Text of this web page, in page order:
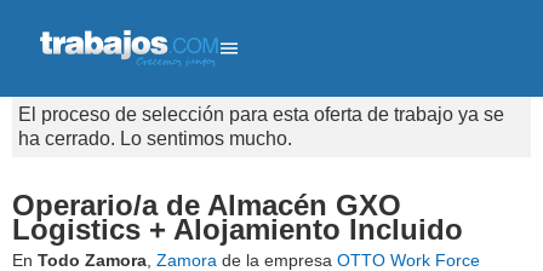
El proceso de selección para esta oferta de trabajo ya se
ha cerrado. Lo sentimos mucho.
Operario/a de Almacén GXO
Logistics + Alojamiento Incluido
En Todo Zamora Zamora de la empresa OTTO Work Force